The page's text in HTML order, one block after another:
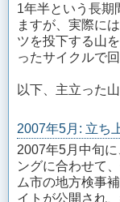
1年半という長期
ますが、実際に
ツを投下する山
ったサイクルで
以下、主立った
2007年5月: 立ち
2007年5月中旬
ングに合わせて
ム市の地方検事
イトが公開され